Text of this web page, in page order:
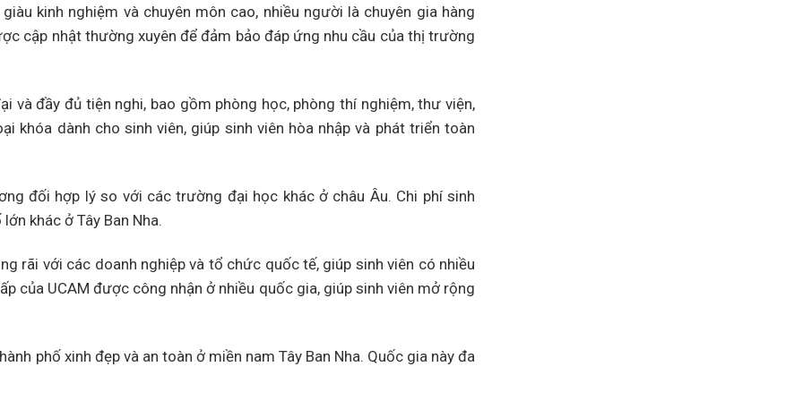
kinh nghiệm và chuyên môn cao, nhiều người là chuyên gia hàng
cập nhật thường xuyên để đảm bảo đáp ứng nhu cầu của thị trường
và đầy đủ tiện nghi, bao gồm phòng học, phòng thí nghiệm, thư viện,
khóa dành cho sinh viên, giúp sinh viên hòa nhập và phát triển toàn
đối hợp lý so với các trường đại học khác ở châu Âu. Chi phí sinh
khác ở Tây Ban Nha.
rãi với các doanh nghiệp và tổ chức quốc tế, giúp sinh viên có nhiều
của UCAM được công nhận ở nhiều quốc gia, giúp sinh viên mở rộng
phố xinh đẹp và an toàn ở miền nam Tây Ban Nha. Quốc gia này đa